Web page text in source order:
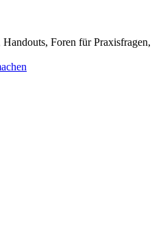
Foren für Praxisfragen,